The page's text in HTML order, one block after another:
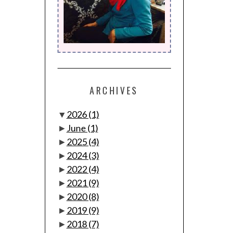
ARCHIVES
▼ 2026(1)
► June (1)
► 2025(4)
► 2024(3)
► 2022(4)
► 2021(9)
► 2020(8)
► 2019(9)
► 2018(7)